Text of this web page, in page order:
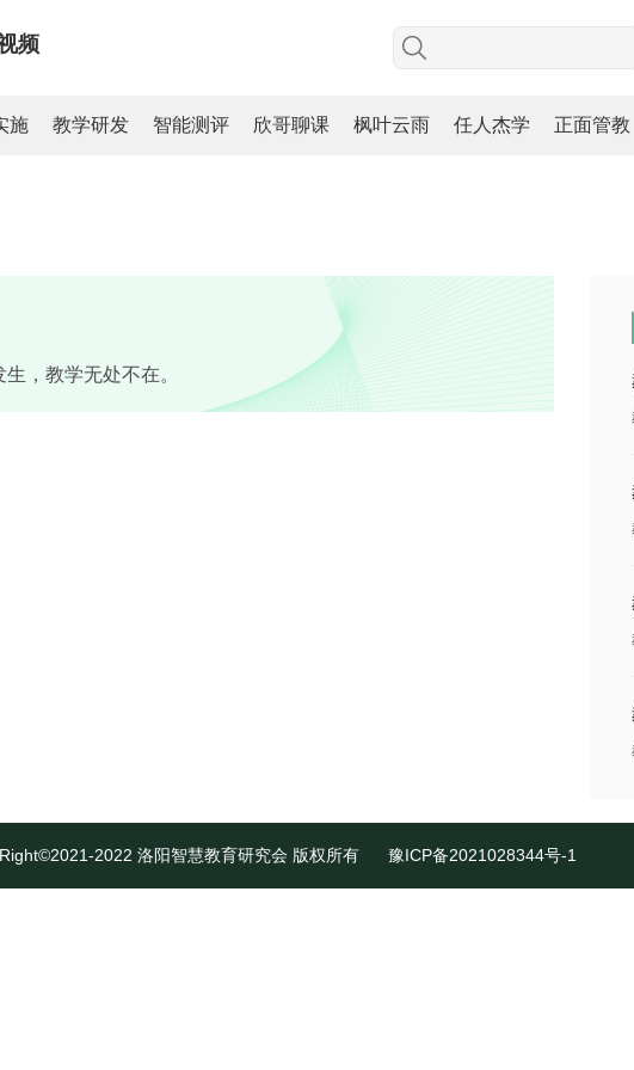
施 教学研发 智能测评 欣哥聊课 枫叶云雨 任人杰学 正面管教
频
，教学无处不在。
2022 洛阳智慧教育研究会 版权所有 豫ICP备2021028344号-1